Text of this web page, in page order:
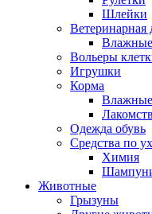
Шлейки
Ветеринарная
Вольеры
Игрушки
Корма
Одежда обувь
Средства по
Химия
Животные
Грызуны